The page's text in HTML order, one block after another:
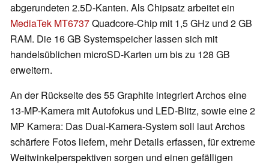
abgerundeten 2.5D-Kanten. Als Chipsatz arbeitet ein
MediaTek MT6737Quadcore-Chip mit 1,5 GHz und 2 GB
RAM. Die 16 GB Systemspeicher lassen sich mit
handelsüblichen microSD-Karten um bis zu 128 GB
erweitern.
An der Rückseite des 55 Graphite integriert Archos eine
13-MP-Kamera mit Autofokus und LED-Blitz, sowie eine 2
MP Kamera: Das Dual-Kamera-System soll laut Archos
schärfere Fotos liefern, mehr Details erfassen, für extreme
Weitwinkelperspektiven sorgen und einen gefälligen